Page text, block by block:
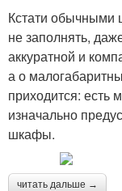
Кстати обычными
не заполнять,
аккуратной и
а о
приходится: есть
изначально
шкафы.
читать дальше →